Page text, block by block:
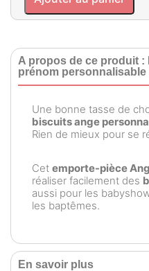
A propos de ce produit :
prénom personnalisable
Une bonne tasse de
biscuits ange
Rien de mieux pour se
Cet emporte-pièce
réaliser facilement des
aussi pour les
les baptêmes.
En savoir plus